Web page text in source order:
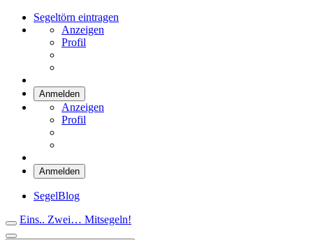
Segeltörn eintragen
Anzeigen
Profil
Anmelden
Anzeigen
Profil
Anmelden
SegelBlog
Eins.. Zwei… Mitsegeln!